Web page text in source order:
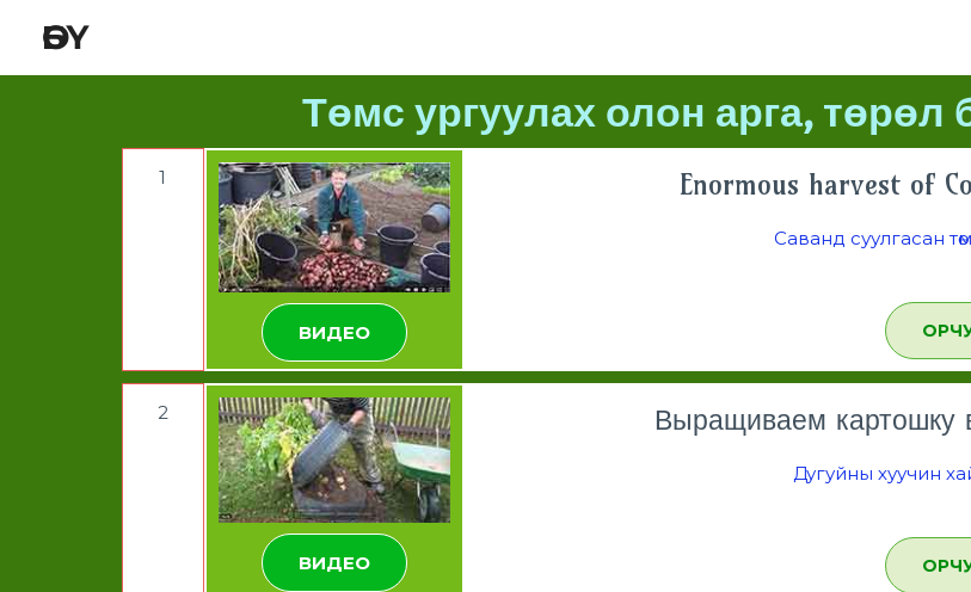
ӨБҮ
Төмс ургуулах олон арга, төрөл
1
ВИДЕО
Enormous harvest of
Саванд суулгасан
2
ВИДЕО
Выращиваем
Дугуйны хуучин